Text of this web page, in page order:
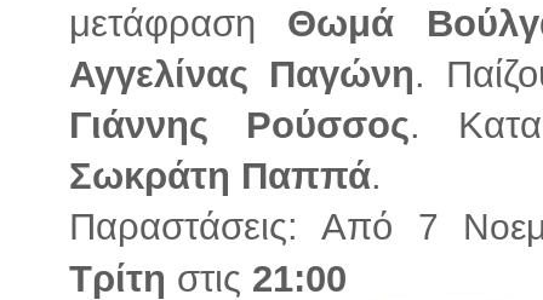
μετάφραση Θωμά
Αγγελίνας Παγώνη.
Γιάννης Ρούσσος.
Σωκράτη Παππά.
Παραστάσεις: Από 7
Τρίτη στις 21:00